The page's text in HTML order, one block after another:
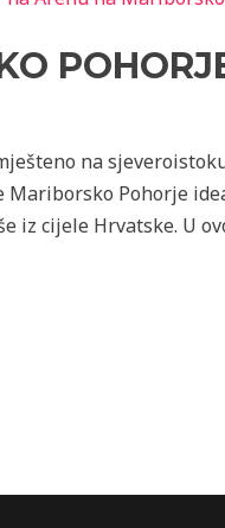
na
Pohorje
iz cijele Hrvatske. U